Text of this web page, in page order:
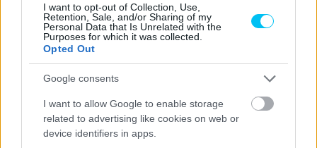
I want to opt-out of Collection, Use,
Retention, Sale, and/or Sharing of my
Personal Data that Is Unrelated with the
Purposes for which it was collected.
Opted Out
Google consents
I want to allow Google to enable storage
related to advertising like cookies on web or
device identifiers in apps.
és Vincze Martinnal.
A magyar fiúk megnehezítették a dolgát, az év eleji
futamgyőzelmeivel azonban akkora pontelőnyre tett szert,
amit be tudott osztani a szezon végéig. De csak a pályán
voltak ellenfelek, azonkívül jó kapcsolatot ápoltak.
Nemrégiben együtt edzettek Cartagénában, Jakub utolsó
előtti posztja az instagramon épp egy közös fotó Farkas